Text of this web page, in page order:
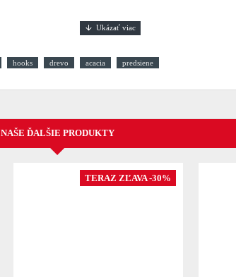
hooks drevo acacia predsiene
NAŠE ĎALŠIE PRODUKTY
TERAZ ZĽAVA -30%